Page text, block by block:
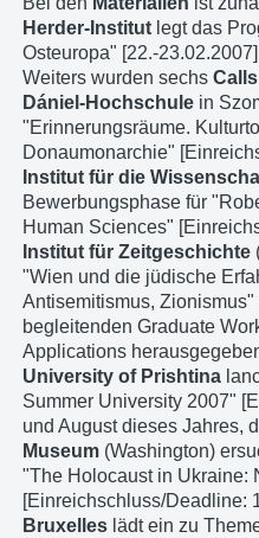
Herder-Institut legt das
Osteuropa" [22.-
Weiters wurden sechs
Dániel-Hochschule in
"Erinnerungsräume.
Donaumonarchie"
Institut für die
Bewerbungsphase für
Human Sciences"
Institut für Zeitgeschichte
"Wien und die jüdische
Antisemitismus,
begleitenden Graduate
Applications
University of Prishtina
Summer University 2007"
und August dieses Jahres,
Museum (Washington)
"The Holocaust in Ukraine:
[Einreichschluss/Deadline:
Bruxelles lädt ein zu